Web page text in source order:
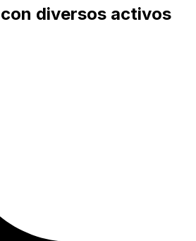
diversos activos